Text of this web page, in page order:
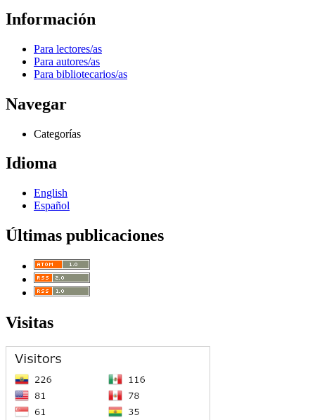
Información
Para lectores/as
Para autores/as
Para bibliotecarios/as
Navegar
Categorías
Idioma
English
Español
Últimas publicaciones
Visitas